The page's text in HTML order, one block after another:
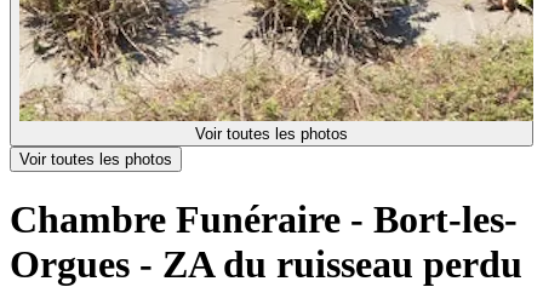
Voir toutes les photos
Voir toutes les photos
Chambre Funéraire - Bort-les-
Orgues - ZA du ruisseau perdu